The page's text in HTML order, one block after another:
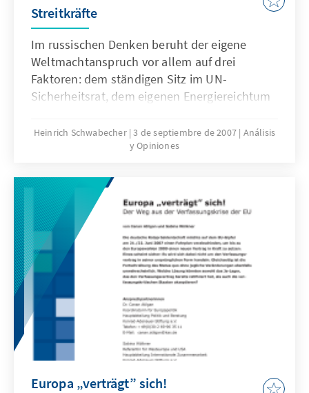
Streitkräfte
Im russischen Denken beruht der eigene
Weltmachtanspruch vor allem auf drei
Faktoren: dem ständigen Sitz im UN-
Sicherheitsrat, dem eigenen Energiereichtum
(insbesondere den strategischen
Nuklearwaffen). Diese drei Säulen sind jedoch
befasst sich mit dem gegenwärtigen Zustand
der russischen Streitkräfte und erarbeitet
Empfehlungen für die deutsche und
europäische Politik.
Heinrich Schwabecher 3 de septiembre de 2007 Análisis
y Opiniones
Europa „verträgt” sich!